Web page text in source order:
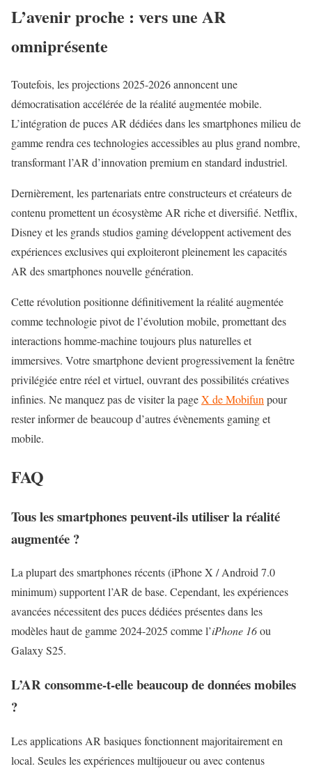
L’avenir proche : vers une AR
omniprésente
Toutefois, les projections 2025-2026 annoncent une
démocratisation accélérée de la réalité augmentée mobile.
L’intégration de puces AR dédiées dans les smartphones milieu de
gamme rendra ces technologies accessibles au plus grand nombre,
transformant l’AR d’innovation premium en standard industriel.
Dernièrement, les partenariats entre constructeurs et créateurs de
contenu promettent un écosystème AR riche et diversifié. Netflix,
Disney et les grands studios gaming développent activement des
expériences exclusives qui exploiteront pleinement les capacités
AR des smartphones nouvelle génération.
Cette révolution positionne définitivement la réalité augmentée
comme technologie pivot de l’évolution mobile, promettant des
interactions homme-machine toujours plus naturelles et
immersives. Votre smartphone devient progressivement la fenêtre
privilégiée entre réel et virtuel, ouvrant des possibilités créatives
infinies. Ne manquez pas de visiter la pageX de Mobifun pour
rester informer de beaucoup d’autres évènements gaming et
mobile.
FAQ
Tous les smartphones peuvent-ils utiliser la réalité
augmentée ?
La plupart des smartphones récents (iPhone X / Android 7.0
minimum) supportent l’AR de base. Cependant, les expériences
avancées nécessitent des puces dédiées présentes dans les
modèles haut de gamme 2024-2025 comme l’iPhone 16ou
Galaxy S25.
L’AR consomme-t-elle beaucoup de données mobiles
?
Les applications AR basiques fonctionnent majoritairement en
local. Seules les expériences multijoueur ou avec contenus